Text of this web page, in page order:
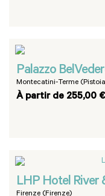
Palazzo
Montecatini-Terme
À partir de 255,00
LHP Hotel River
Firenze (Firenze)